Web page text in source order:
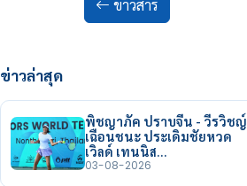
ข่าวสาร
ข่าวล่าสุด
พิชญาภัค ปราบจีน - วีรวิชญ์
เฉือนชนะ ประเดิมชัยหวด
เวิลด์ เทนนิส…
03-08-2026